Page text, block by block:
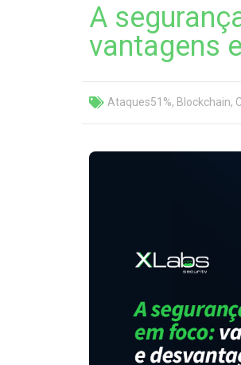
A
vantagens
Ataques51%, Blockchain,